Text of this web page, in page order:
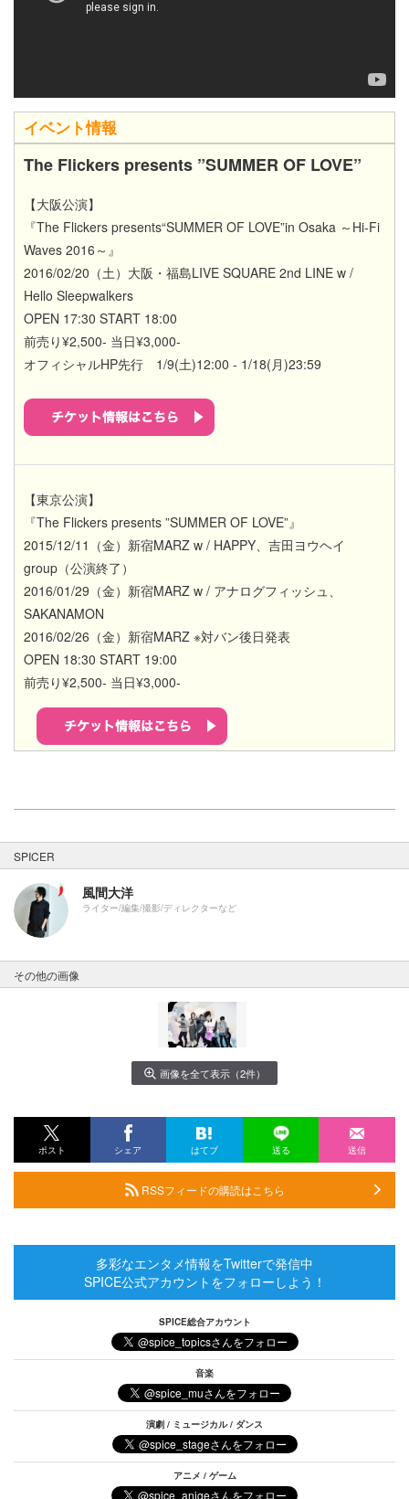
イベント情報
The Flickers presents ”SUMMER OF LOVE”
【大阪公演】
『The Flickers presents“SUMMER OF LOVE”in Osaka ～Hi-Fi
Waves 2016～』
2016/02/20（土）大阪・福島LIVE SQUARE 2nd LINE w /
Hello Sleepwalkers
OPEN 17:30 START 18:00
前売り¥2,500- 当日¥3,000-
オフィシャルHP先行 1/9(土)12:00 - 1/18(月)23:59
【東京公演】
『The Flickers presents ”SUMMER OF LOVE”』
2015/12/11（金）新宿MARZ w / HAPPY、吉田ヨウヘイ
group（公演終了）
2016/01/29（金）新宿MARZ w / アナログフィッシュ、
SAKANAMON
2016/02/26（金）新宿MARZ ※対バン後日発表
OPEN 18:30 START 19:00
前売り¥2,500- 当日¥3,000-
SPICER
風間大洋
ライター/編集/撮影/ディレクターなど
その他の画像
画像を全て表示（2件）
ポスト シェア はてブ 送る 送信
RSSフィードの購読はこちら
多彩なエンタメ情報をTwitterで発信中
SPICE公式アカウントをフォローしよう！
SPICE総合アカウント
音楽
演劇 / ミュージカル / ダンス
アニメ / ゲーム